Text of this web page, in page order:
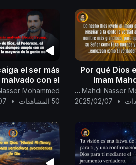
¿Por qué Dios
Imam
Canal Oficial Del Imam Al Mahdi Nasser Mohammed
•
2025/02/07
el ser más
malvado con el
de Dios, el
Poderoso, el
50 المشاهدات
•